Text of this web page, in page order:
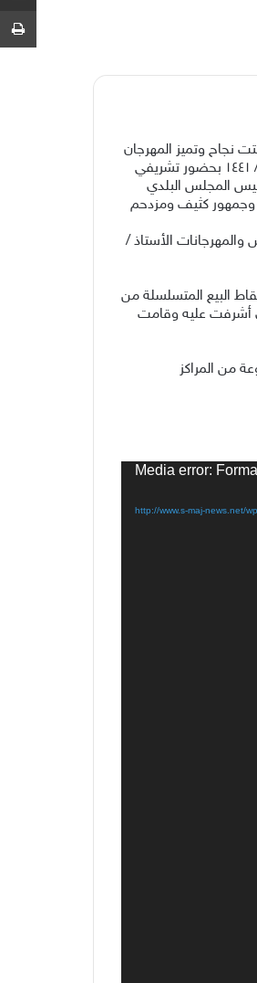
نجاح وتميز المهرجان
منذ الساعات الأولى لإنطلاقته التي ستستمر لشهر كامل بإشراف ورعاية مؤسسة السفاعي لتنظيم المهرجانات والمعارض وذلك مساء الأحد الموافق ١٥ / ٦ / ١٤٤١ بحضور تشريفي
المجلس البلدي
وجمهور كثيف ومزدحم
الأستاذ /
البيع المتسلسلة من
أشرفت عليه وقامت
من المراكز
Media error: